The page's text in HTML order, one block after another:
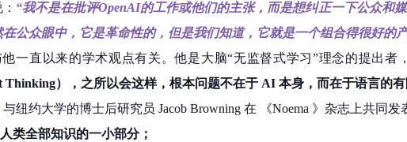
“我不是在批评OpenAI的工作或他们的主张，而是想纠正一下公众和
公众眼中，它是革命性的，但是我们知道，它就是一个组合得很好的
他一直以来的学术观点有关。他是大脑“无监督式学习”理念的提出
Thinking）
，之所以会这样，根本问题不在于 AI 本身，而在于语言的有
与纽约大学的博士后研究员 Jacob Browning 在 《Noema 》杂志上共同
类全部知识的一小部分；